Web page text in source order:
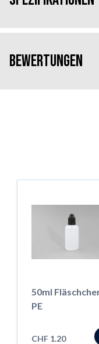
Bewertungen
50ml
PE
CHF 1.20